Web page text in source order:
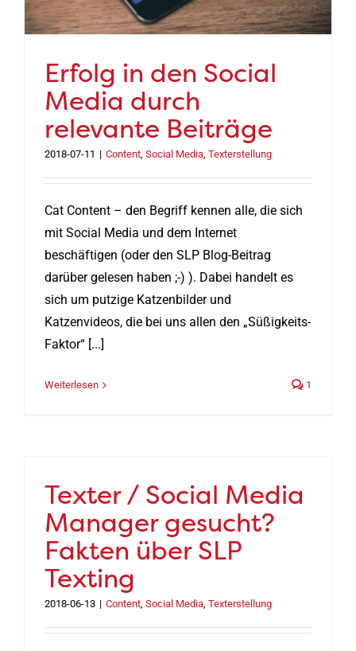
Erfolg in den Social
Media durch
relevante Beiträge
2018-07-11 | Content, Social Media, Texterstellung
Cat Content – den Begriff kennen alle, die sich
mit Social Media und dem Internet
beschäftigen (oder den SLP Blog-Beitrag
darüber gelesen haben ;-) ). Dabei handelt es
sich um putzige Katzenbilder und
Katzenvideos, die bei uns allen den „Süßigkeits-
Faktor“ [...]
Weiterlesen 1
Texter / Social Media
Manager gesucht?
Fakten über SLP
Texting
2018-06-13 | Content, Social Media, Texterstellung